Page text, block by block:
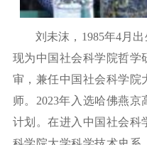
刘未沫， 1985年4月出
现为中国社会科学院哲学
审，兼任中国社会科学院
师。 2023年入选哈佛燕
计划。在进入中国社会科